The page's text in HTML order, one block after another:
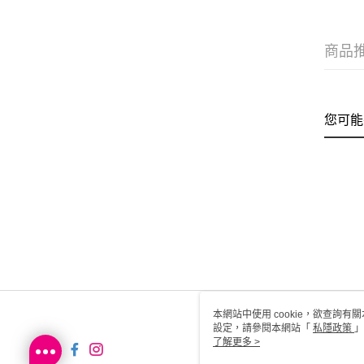
商品
您可
本網站中使用 cookie，欲查詢有
設定，請參閱本網站「 私隱政策
用 cookie。
了解更多 >